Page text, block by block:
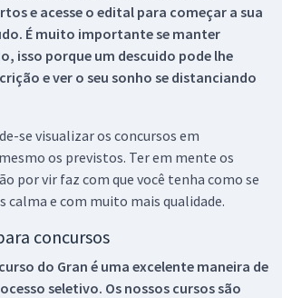
e acesse o edital para começar a sua
É muito importante se manter
isso porque um descuido pode lhe
e ver o seu sonho se distanciando
se visualizar os concursos em
os previstos. Ter em mente os
por vir faz com que você tenha como se
calma e com muito mais qualidade.
concursos
do Gran é uma excelente maneira de
seletivo. Os nossos cursos são